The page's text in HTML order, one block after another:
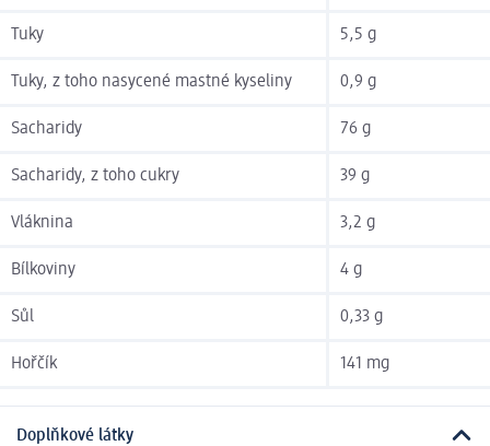
Tuky 5,5 g
Tuky, z toho nasycené mastné kyseliny 0,9 g
Sacharidy 76 g
Sacharidy, z toho cukry 39 g
Vláknina 3,2 g
Bílkoviny 4 g
Sůl 0,33 g
Hořčík 141 mg
Doplňkové látky